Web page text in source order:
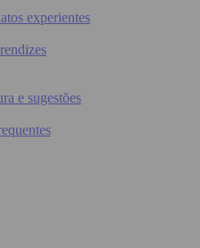
experientes
e sugestões